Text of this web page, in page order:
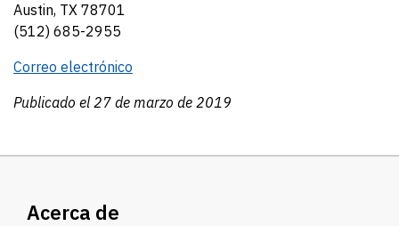
Austin, TX 78701
(512) 685-2955
Correo electrónico
Publicado el 27 de marzo de 2019
Acerca de